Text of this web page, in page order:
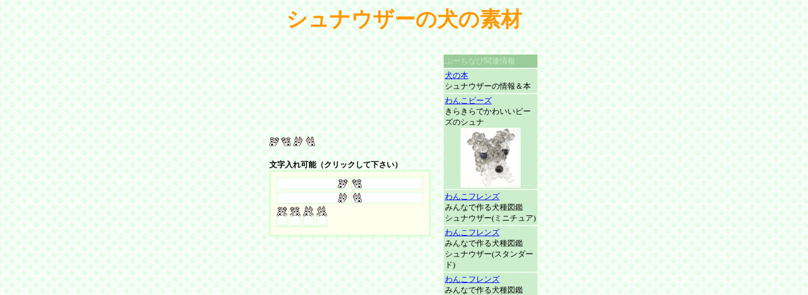
シュナウザーの犬の素材
文字入れ可能（クリックして下さい）
ぷーちなび関連情報
犬の本
シュナウザーの情報＆本
わんこビーズ
きらきらでかわいいビー
ズのシュナ
わんこフレンズ
みんなで作る犬種図鑑
シュナウザー(ミニチュア)
わんこフレンズ
みんなで作る犬種図鑑
シュナウザー(スタンダー
ド)
わんこフレンズ
みんなで作る犬種図鑑